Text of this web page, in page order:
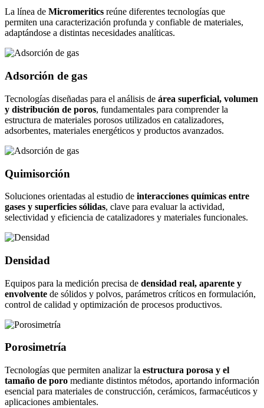
La línea de Micromeritics reúne diferentes tecnologías que
permiten una caracterización profunda y confiable de materiales,
adaptándose a distintas necesidades analíticas.
Adsorción de gas
Tecnologías diseñadas para el análisis de área superficial, volumen
y distribución de poros, fundamentales para comprender la
estructura de materiales porosos utilizados en catalizadores,
adsorbentes, materiales energéticos y productos avanzados.
Quimisorción
Soluciones orientadas al estudio de interacciones químicas entre
gases y superficies sólidas, clave para evaluar la actividad,
selectividad y eficiencia de catalizadores y materiales funcionales.
Densidad
Equipos para la medición precisa de densidad real, aparente y
envolvente de sólidos y polvos, parámetros críticos en formulación,
control de calidad y optimización de procesos productivos.
Porosimetría
Tecnologías que permiten analizar la estructura porosa y el
tamaño de poro mediante distintos métodos, aportando información
esencial para materiales de construcción, cerámicos, farmacéuticos y
aplicaciones ambientales.